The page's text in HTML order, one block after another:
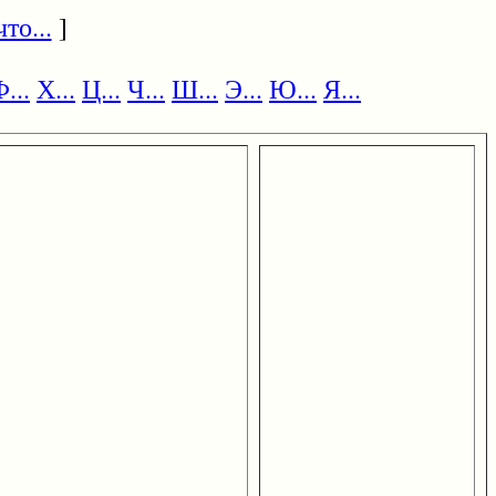
]
Х... Ц... Ч... Ш... Э... Ю... Я...